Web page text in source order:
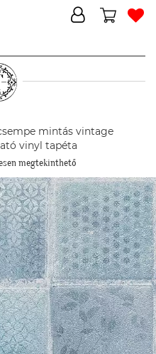
mintás vintage
vinyl tapéta
megtekinthető